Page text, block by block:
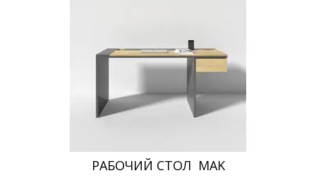
РАБОЧИЙ СТОЛ MAK